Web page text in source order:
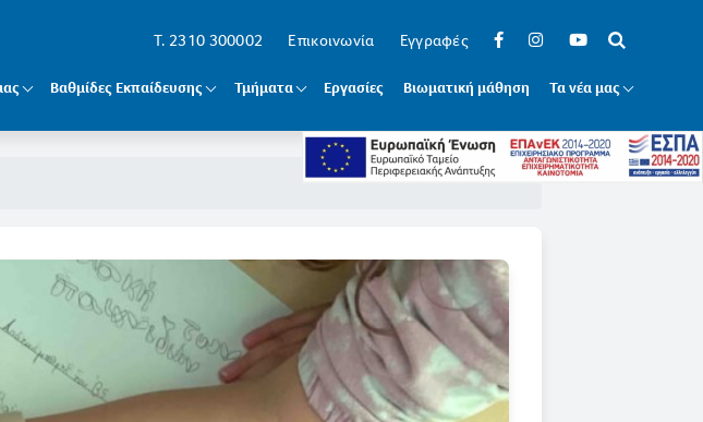
T. 2310 300002 Επικοινωνία Εγγραφές
Βαθμίδες Εκπαίδευσης Τμήματα Εργασίες Βιωματική μάθηση Τα νέα μας